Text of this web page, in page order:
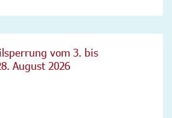
vom 3. bis
August 2026